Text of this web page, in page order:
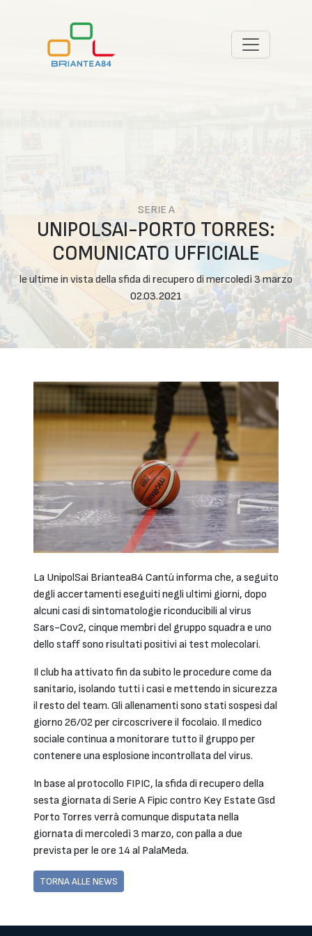
SERIE A
UNIPOLSAI-PORTO TORRES:
COMUNICATO UFFICIALE
le ultime in vista della sfida di recupero di mercoledì 3 marzo
02.03.2021
La UnipolSai Briantea84 Cantù informa che, a seguito
degli accertamenti eseguiti negli ultimi giorni, dopo
alcuni casi di sintomatologie riconducibili al virus
Sars-Cov2, cinque membri del gruppo squadra e uno
dello staff sono risultati positivi ai test molecolari.
Il club ha attivato fin da subito le procedure come da
sanitario, isolando tutti i casi e mettendo in sicurezza
il resto del team. Gli allenamenti sono stati sospesi dal
giorno 26/02 per circoscrivere il focolaio. Il medico
sociale continua a monitorare tutto il gruppo per
contenere una esplosione incontrollata del virus.
In base al protocollo FIPIC, la sfida di recupero della
sesta giornata di Serie A Fipic contro Key Estate Gsd
Porto Torres verrà comunque disputata nella
giornata di mercoledì 3 marzo, con palla a due
prevista per le ore 14 al PalaMeda.
TORNA ALLE NEWS